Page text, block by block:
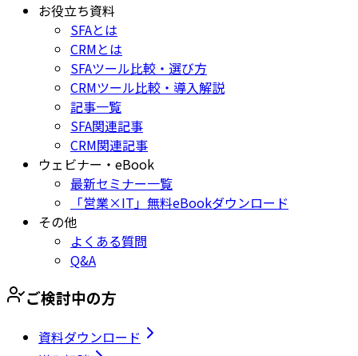
お役立ち資料
SFAとは
CRMとは
SFAツール比較・選び方
CRMツール比較・導入解説
記事一覧
SFA関連記事
CRM関連記事
ウェビナー・eBook
最新セミナー一覧
「営業×IT」無料eBookダウンロード
その他
よくある質問
Q&A
ご検討中の方
資料ダウンロード